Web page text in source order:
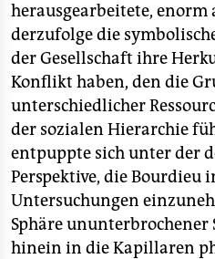
herausgearbeitete, enorm
derzufolge die
der Gesellschaft ihre
Konflikt haben, den die
unterschiedlicher
der sozialen Hierarchie
entpuppte sich unter der
Perspektive, die Bourdieu
Untersuchungen
Sphäre ununterbrochener
hinein in die Kapillaren